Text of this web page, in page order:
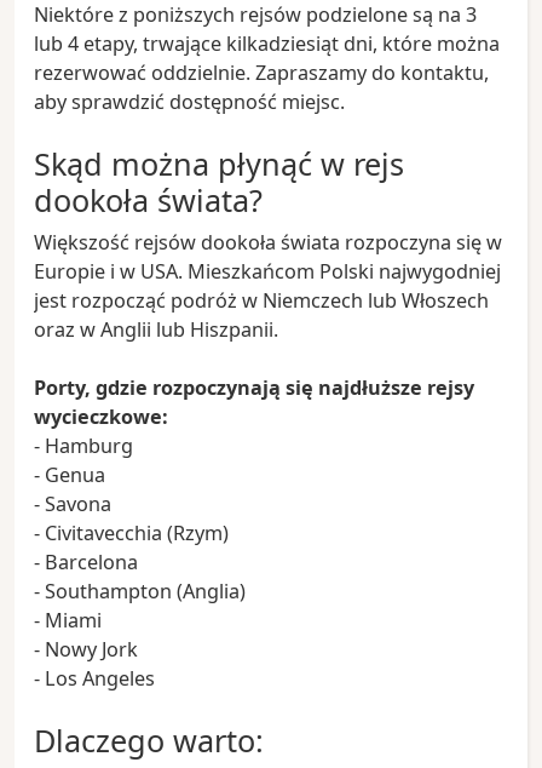
Niektóre z poniższych rejsów podzielone są na 3
lub 4 etapy, trwające kilkadziesiąt dni, które można
rezerwować oddzielnie. Zapraszamy do kontaktu,
aby sprawdzić dostępność miejsc.
Skąd można płynąć w rejs
dookoła świata?
Większość rejsów dookoła świata rozpoczyna się w
Europie i w USA. Mieszkańcom Polski najwygodniej
jest rozpocząć podróż w Niemczech lub Włoszech
oraz w Anglii lub Hiszpanii.
Porty, gdzie rozpoczynają się najdłuższe rejsy
wycieczkowe:
- Hamburg
- Genua
- Savona
- Civitavecchia (Rzym)
- Barcelona
- Southampton (Anglia)
- Miami
- Nowy Jork
- Los Angeles
Dlaczego warto: